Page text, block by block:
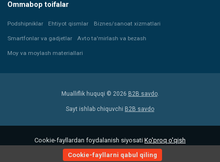
Ommabop toifalar
Podshipniklar Ehtiyot qismlar Biznes/sanoat xizmatlari
Smartfonlar va gadjetlar Avto ta'mirlash va bezash
Moy va moylash materiallari
Mualliflik huquqi © 2026 B2B savdo.
Sayt ishlab chiquvchi B2B savdo
Cookie-fayllardan foydalanish siyosati Ko'proq o'qish
Cookie-fayllarni qabul qiling